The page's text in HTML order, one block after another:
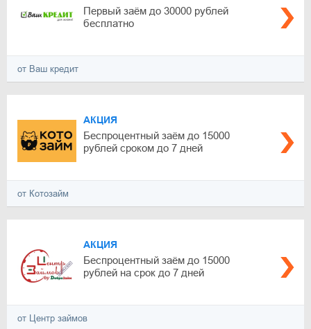
Первый заём до 30000 рублей
бесплатно
от Ваш кредит
АКЦИЯ
Беспроцентный заём до 15000
рублей сроком до 7 дней
от Котозайм
АКЦИЯ
Беспроцентный заём до 15000
рублей на срок до 7 дней
от Центр займов